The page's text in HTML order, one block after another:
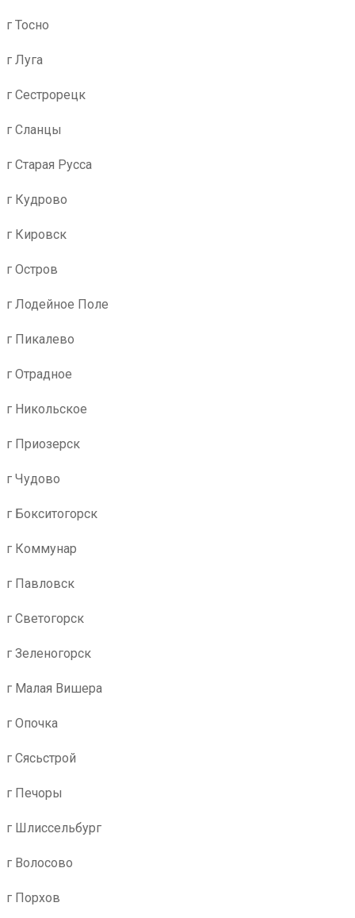
г Тосно
г Луга
г Сестрорецк
г Сланцы
г Старая Русса
г Кудрово
г Кировск
г Остров
г Лодейное Поле
г Пикалево
г Отрадное
г Никольское
г Приозерск
г Чудово
г Бокситогорск
г Коммунар
г Павловск
г Светогорск
г Зеленогорск
г Малая Вишера
г Опочка
г Сясьстрой
г Печоры
г Шлиссельбург
г Волосово
г Порхов